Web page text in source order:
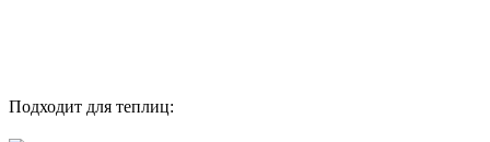
Подходит для теплиц: